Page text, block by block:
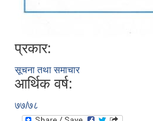
प्रकार:
सूचना तथा समाचार
आर्थिक वर्ष:
७७/७८